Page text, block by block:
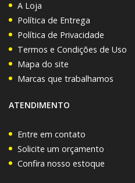
A Loja
Política de Entrega
Política de Privacidade
Termos e Condições de Uso
Mapa do site
Marcas que trabalhamos
ATENDIMENTO
Entre em contato
Solicite um orçamento
Confira nosso estoque